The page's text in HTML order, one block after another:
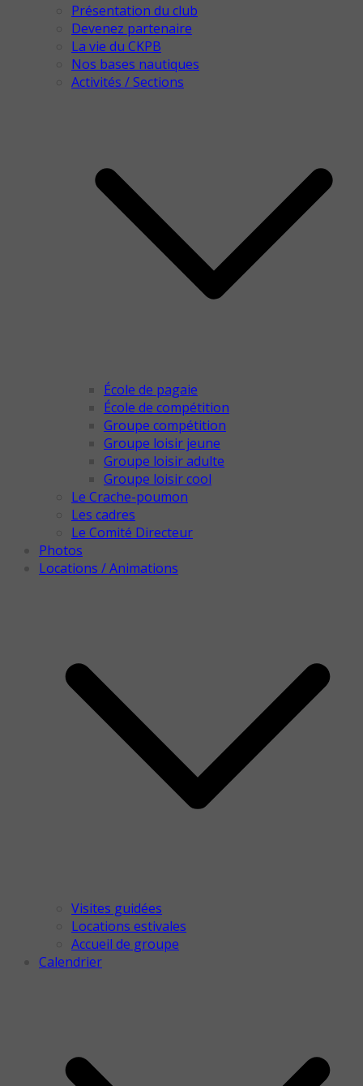
Présentation du club
Devenez partenaire
La vie du CKPB
Nos bases nautiques
Activités / Sections
École de pagaie
École de compétition
Groupe compétition
Groupe loisir jeune
Groupe loisir adulte
Groupe loisir cool
Le Crache-poumon
Les cadres
Le Comité Directeur
Photos
Locations / Animations
Visites guidées
Locations estivales
Accueil de groupe
Calendrier